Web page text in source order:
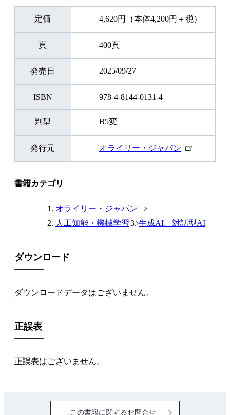
定価 4,620円（本体4,200円＋税）
頁 400頁
発売日 2025/09/27
ISBN 978-4-8144-0131-4
判型 B5変
発行元 オライリー・ジャパン
外
書籍カテゴリ
オライリー・ジャパン
人工知能・機械学習
生成AI、対話型AI
ダウンロード
ダウンロードデータはございません。
正誤表
正誤表はございません。
この書籍に関するお問合せ